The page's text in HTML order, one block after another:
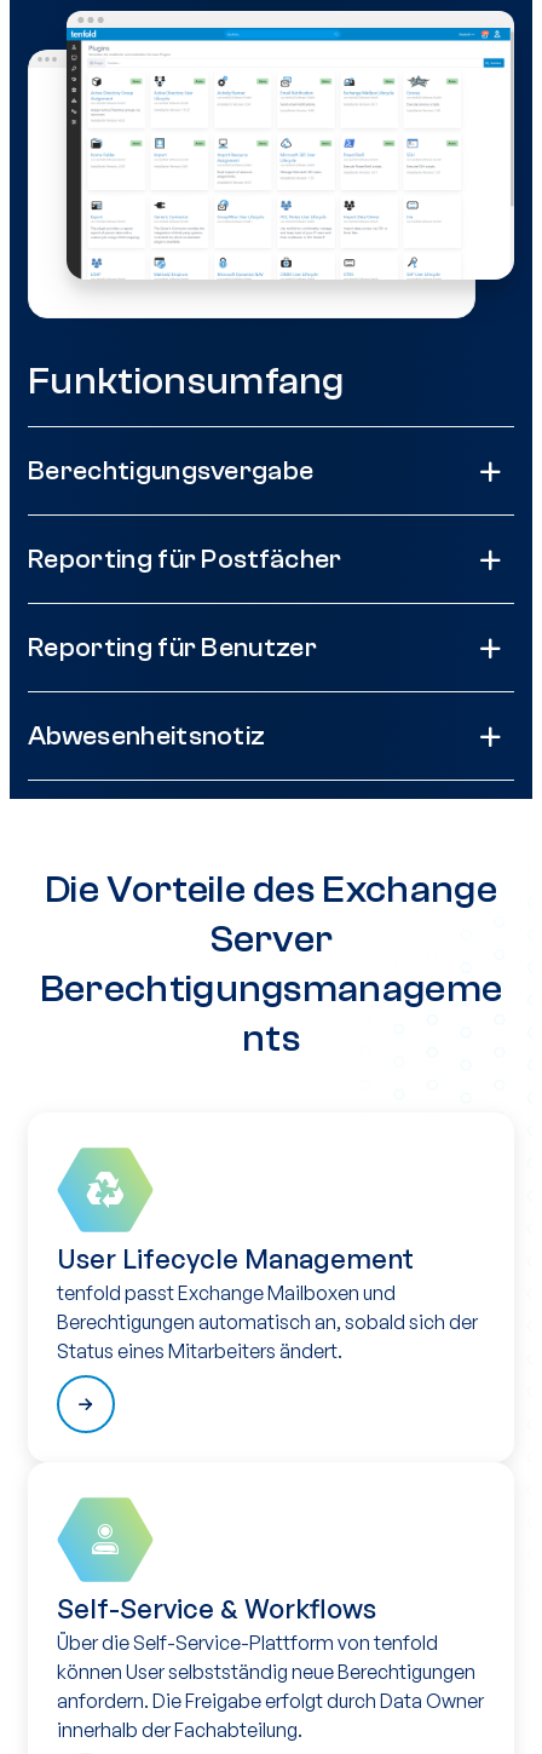
Funktionsumfang
Berechtigungsvergabe
Reporting für Postfächer
Reporting für Benutzer
Abwesenheitsnotiz
Die Vorteile des Exchange
Server
Berechtigungsmanageme
nts
User Lifecycle Management
tenfold passt Exchange Mailboxen und
Berechtigungen automatisch an, sobald sich der
Status eines Mitarbeiters ändert.
Self-Service & Workflows
Über die Self-Service-Plattform von tenfold
können User selbstständig neue Berechtigungen
anfordern. Die Freigabe erfolgt durch Data Owner
innerhalb der Fachabteilung.